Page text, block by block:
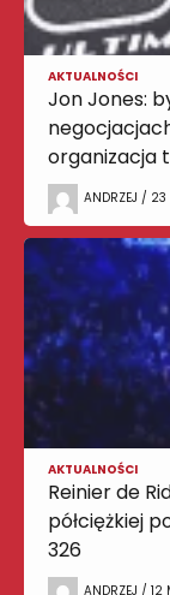
AKTUALNOŚCI
Jon Jones:
organizacja
ANDRZEJ /
AKTUALNOŚCI
Reinier de
półciężkiej
326
ANDRZEJ / 12